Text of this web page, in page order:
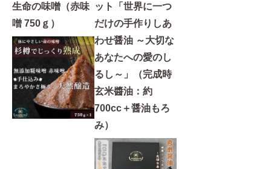
生命の味噌（赤味
噌 750ｇ）
ット「世界に一つ
だけの手作りしあ
わせ醤油 ～大切な
あなたへの愛のし
るし～」（完成時
玄米醬油：約
700cc＋醤油もろ
み）